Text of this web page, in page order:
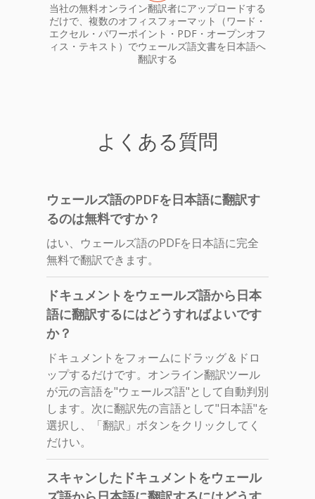
当社の無料オンライン翻訳者にアップロードする
だけで、複数のオフィスフォーマット（ワード・
エクセル・パワーポイント・PDF・オープンオフ
ィス・テキスト）でウェールズ語文書を日本語へ
翻訳する
よくある質問
ウェールズ語のPDFを日本語に翻訳す
るのは無料ですか？
はい、ウェールズ語のPDFを日本語に完全
無料で翻訳できます。
ドキュメントをウェールズ語から日本
語に翻訳するにはどうすればよいです
か？
ドキュメントをフォームにドラッグ＆ドロ
ップするだけです。オンライン翻訳ツール
が元の言語を"ウェールズ語"として自動判別
します。次に翻訳先の言語として"日本語"を
選択し、「翻訳」ボタンをクリックしてく
だけい。
スキャンしたドキュメントをウェール